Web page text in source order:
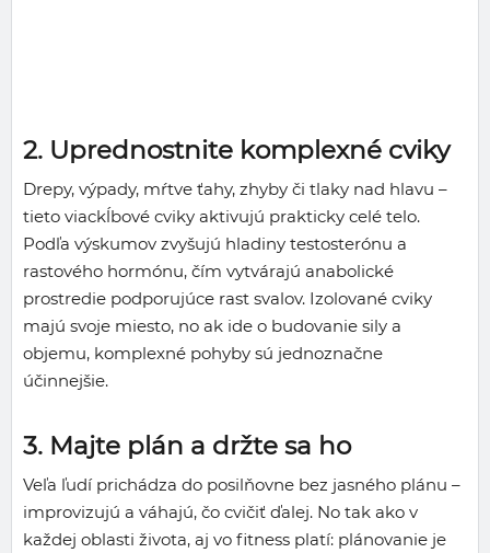
2. Uprednostnite komplexné cviky
Drepy, výpady, mŕtve ťahy, zhyby či tlaky nad hlavu –
tieto viackĺbové cviky aktivujú prakticky celé telo.
Podľa výskumov zvyšujú hladiny testosterónu a
rastového hormónu, čím vytvárajú anabolické
prostredie podporujúce rast svalov. Izolované cviky
majú svoje miesto, no ak ide o budovanie sily a
objemu, komplexné pohyby sú jednoznačne
účinnejšie.
3. Majte plán a držte sa ho
Veľa ľudí prichádza do posilňovne bez jasného plánu –
improvizujú a váhajú, čo cvičiť ďalej. No tak ako v
každej oblasti života, aj vo fitness platí: plánovanie je